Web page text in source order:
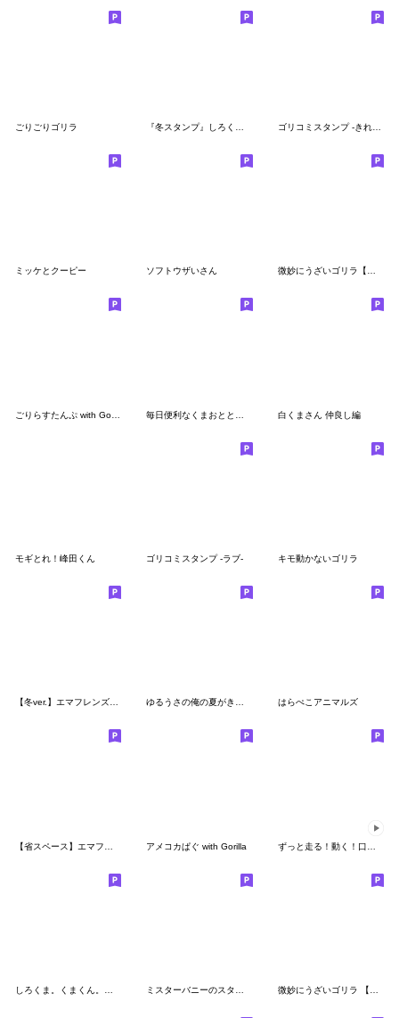
ごりごりゴリラ ゴリコミスタンプ -きれいなゴリラ-
ミッケとクーピー ソフトウザいさん 微妙にうざいゴリラ【家族連絡用】
白くまさん 仲良し編
モギとれ！峰田くん ゴリコミスタンプ -ラブ- キモ動かないゴリラ
【冬ver.】エマフレンズ12 お正月 ゆるうさの俺の夏がきたスタンプ はらぺこアニマルズ
アメコカぱぐ with Gorilla